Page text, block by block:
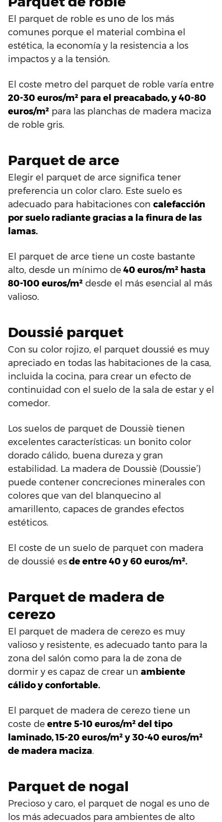
El parquet de roble es uno de los más
comunes porque el material combina el
estética, la economía y la resistencia a los
impactos y a la tensión.
El coste metro del parquet de roble varía entre
20-30 euros/m² para el preacabado, y 40-80
euros/m² para las planchas de madera maciza
de roble gris.
Parquet de arce
Elegir el parquet de arce significa tener
preferencia un color claro. Este suelo es
adecuado para habitaciones con calefacción
por suelo radiante gracias a la finura de las
lamas.
El parquet de arce tiene un coste bastante
alto, desde un mínimo de 40 euros/m² hasta
80-100 euros/m² desde el más esencial al más
valioso.
Doussié parquet
Con su color rojizo, el parquet doussié es muy
apreciado en todas las habitaciones de la casa,
incluida la cocina, para crear un efecto de
continuidad con el suelo de la sala de estar y el
comedor.
Los suelos de parquet de Doussiè tienen
excelentes características: un bonito color
dorado cálido, buena dureza y gran
estabilidad. La madera de Doussiè (Doussie’)
puede contener concreciones minerales con
colores que van del blanquecino al
amarillento, capaces de grandes efectos
estéticos.
El coste de un suelo de parquet con madera
de doussié esde entre 40 y 60 euros/m².
Parquet de madera de
cerezo
El parquet de madera de cerezo es muy
valioso y resistente, es adecuado tanto para la
zona del salón como para la de zona de
dormir y es capaz de crear un ambiente
cálido y confortable.
El parquet de madera de cerezo tiene un
coste de entre 5-10 euros/m² del tipo
laminado, 15-20 euros/m² y 30-40 euros/m²
de madera maciza.
Parquet de nogal
Precioso y caro, el parquet de nogal es uno de
los más adecuados para ambientes de alto